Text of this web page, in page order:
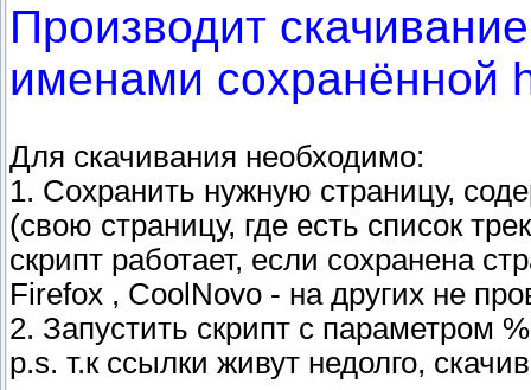
Производит
именами сохранённой
Для скачивания необходимо:
1. Сохранить нужную страницу,
(свою страницу, где есть список
скрипт работает, если сохранена
Firefox , CoolNovo - на других не
2. Запустить скрипт с параметром
p.s. т.к ссылки живут недолго,